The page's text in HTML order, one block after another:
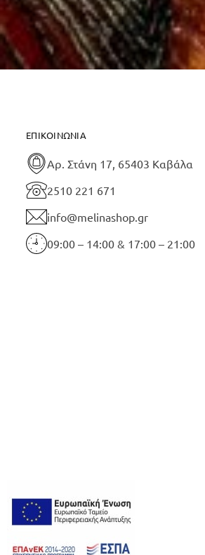
ΕΠΙΚΟΙΝΩΝΊΑ
Αρ. Στάνη 17, 65403 Καβάλα
2510 221 671
info@melinashop.gr
09:00 – 14:00 & 17:00 – 21:00